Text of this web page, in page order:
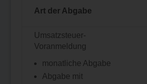
Art der Abgabe
Umsatzsteuer-
Voranmeldung
monatliche Abgabe
Abgabe mit